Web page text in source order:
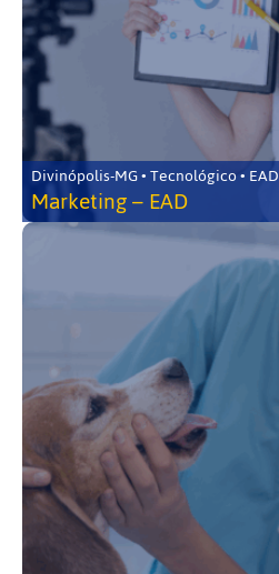
Divinópolis-MG • Tecnológico • EAD
Marketing – EAD